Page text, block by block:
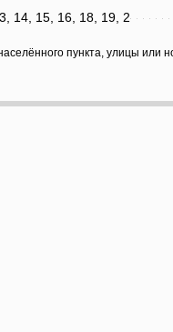
14, 15, 16, 18, 19, 2
пункта, улицы